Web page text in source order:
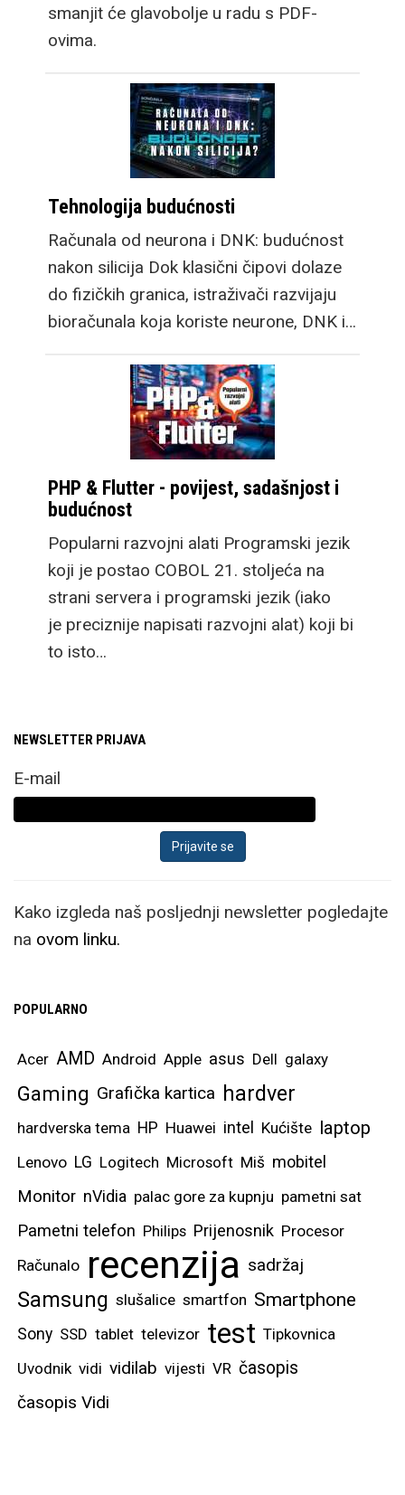
smanjit će glavobolje u radu s PDF-
ovima.
Tehnologija budućnosti
Računala od neurona i DNK: budućnost
nakon silicija Dok klasični čipovi dolaze
do fizičkih granica, istraživači razvijaju
bioračunala koja koriste neurone, DNK i…
PHP & Flutter - povijest, sadašnjost i
budućnost
Popularni razvojni alati Programski jezik
koji je postao COBOL 21. stoljeća na
strani servera i programski jezik (iako
je preciznije napisati razvojni alat) koji bi
to isto…
NEWSLETTER PRIJAVA
E-mail
Kako izgleda naš posljednji newsletter pogledajte
na ovom linku.
POPULARNO
Acer AMD Android Apple asus Dell galaxy
Gaming Grafička kartica hardver
hardverska tema HP Huawei intel Kućište laptop
Lenovo LG Logitech Microsoft Miš mobitel
Monitor nVidia palac gore za kupnju pametni sat
Pametni telefon Philips Prijenosnik Procesor
Računalo recenzija sadržaj
Samsung slušalice smartfon Smartphone
Sony SSD tablet televizor test Tipkovnica
Uvodnik vidi vidilab vijesti VR časopis
časopis Vidi